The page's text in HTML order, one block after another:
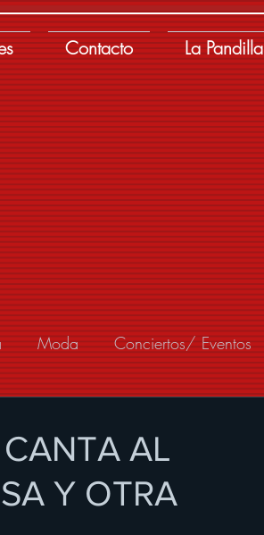
Contacto La Pandilla
Moda Conciertos/ Eventos
AL
Y OTRA